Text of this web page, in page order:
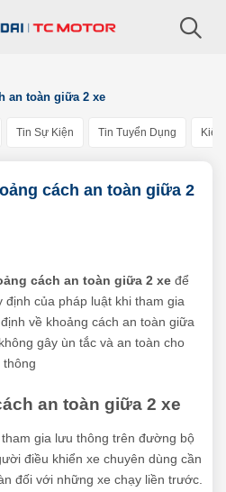
an toàn giữa 2 xe
Tin Sự Kiện Tin Tuyển Dụng
cách an toàn giữa 2
cách an toàn giữa 2 xe để
của pháp luật khi tham gia
về khoảng cách an toàn giữa
gây ùn tắc và an toàn cho
an toàn giữa 2 xe
gia lưu thông trên đường bộ
điều khiển xe chuyên dùng cần
đối với những xe chạy liền trước.